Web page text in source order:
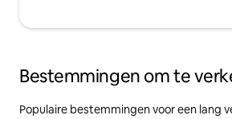
Bestemmingen om te
Populaire bestemmingen voor een lang